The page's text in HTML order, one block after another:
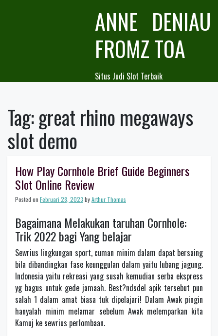
ANNE DENIAU
FROMZ TOA
Situs Judi Slot Terbaik
Tag:great rhino megaways
slot demo
How Play Cornhole Brief Guide Beginners
Slot Online Review
Posted on Februari 28, 2023 byArthur Thomas
Bagaimana Melakukan taruhan Cornhole:
Trik 2022 bagi Yang belajar
Sewrius lingkungan sport, cuman minim dalam dapat bersaing
bila dibandingkan fase keunggulan dalam yaitu lubang jagung.
Indonesia yaitu rekreasi yang susah kemudian serba ekspress
yg bagus untuk gede jamaah. Best?ndsdel apik tersebut pun
salah 1 dalam amat biasa tuk dipelajari! Dalam Awak pingin
hanyalah minim melamar sebelum Awak melemparkan kita
Kamuj ke sewrius perlombaan.